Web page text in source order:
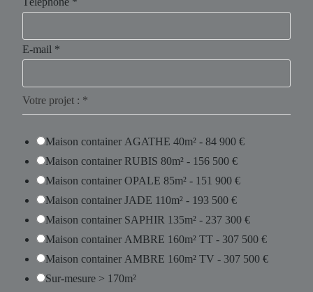
C
m
m
n
t
a
i
r
e
s
J
E-mail *
Votre projet : *
Maison container AGATHE 40m² - 84 900 €
Maison container RUBIS 80m² - 156 500 €
Maison container OPALE 85m² - 151 900 €
Maison container JADE 110m² - 193 500 €
Maison container SAPHIR 135m² - 237 300 €
Maison container AMBRE 160m² TT - 307 500 €
Maison container AMBRE 160m² TV - 307 500 €
Sur-mesure > 170m²